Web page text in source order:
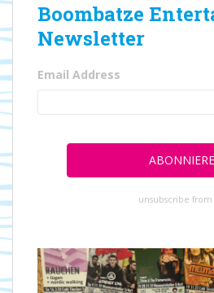
Boombatze
Newsletter
Email Address
unsubscribe from